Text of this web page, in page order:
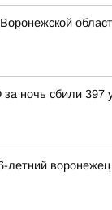
ночь сбили 397
летний